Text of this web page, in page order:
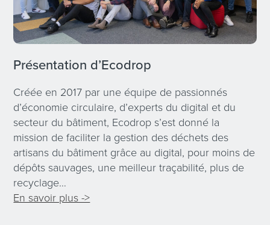
Présentation d’Ecodrop
Créée en 2017 par une équipe de passionnés
d’économie circulaire, d’experts du digital et du
secteur du bâtiment, Ecodrop s’est donné la
mission de faciliter la gestion des déchets des
artisans du bâtiment grâce au digital, pour moins de
dépôts sauvages, une meilleur traçabilité, plus de
recyclage…
En savoir plus ->